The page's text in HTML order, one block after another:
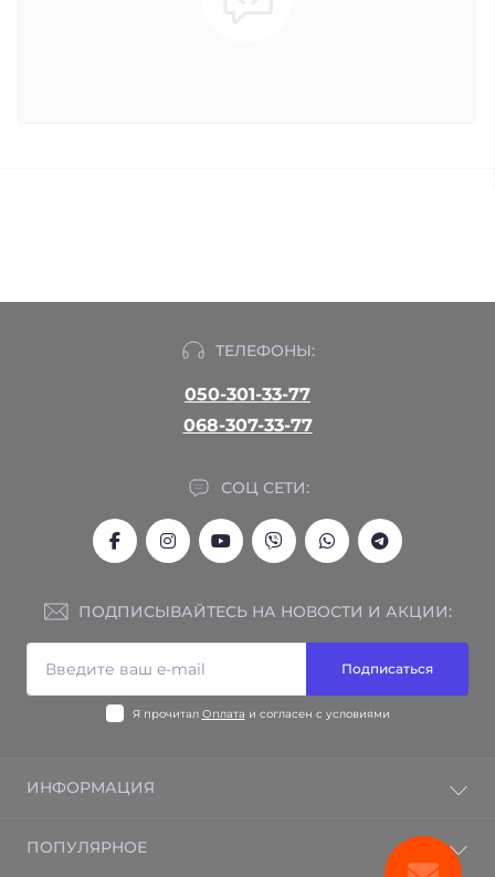
ТЕЛЕФОНЫ:
050-301-33-77
068-307-33-77
СОЦ СЕТИ:
ПОДПИСЫВАЙТЕСЬ НА НОВОСТИ И АКЦИИ:
Подписаться
Я прочитал Оплата и согласен с условиями
ИНФОРМАЦИЯ
Отзывы
ПОПУЛЯРНОЕ